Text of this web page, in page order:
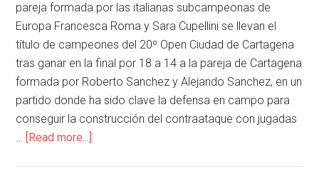
pareja formada por las italianas subcampeonas de
Europa Francesca Roma y Sara Cupellini se llevan el
título de campeones del 20º Open Ciudad de Cartagena
tras ganar en la final por 18 a 14 a la pareja de Cartagena
formada por Roberto Sanchez y Alejando Sanchez, en un
partido donde ha sido clave la defensa en campo para
conseguir la construcción del contraataque con jugadas
… [Read more...]